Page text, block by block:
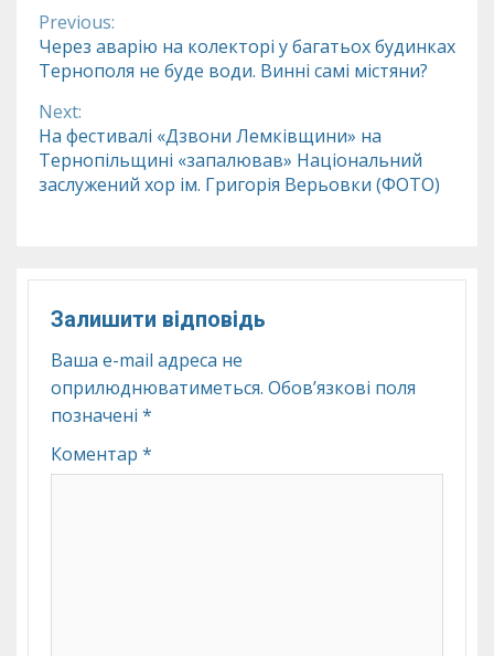
Continue
Reading
Previous:
Через аварію на колекторі у багатьох будинках
Тернополя не буде води. Винні самі містяни?
Next:
На фестивалі «Дзвони Лемківщини» на
Тернопільщині «запалював» Національний
заслужений хор ім. Григорія Верьовки (ФОТО)
Залишити відповідь
Ваша e-mail адреса не
оприлюднюватиметься. Обов’язкові поля
позначені *
Коментар *